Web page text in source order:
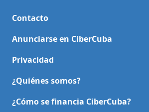
Contacto
Anunciarse en CiberCuba
Privacidad
¿Quiénes somos?
¿Cómo se financia CiberCuba?